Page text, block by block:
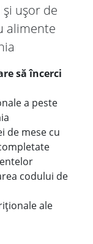
și ușor de
alimente
să încerci
a peste
de mese cu
codului de
ale